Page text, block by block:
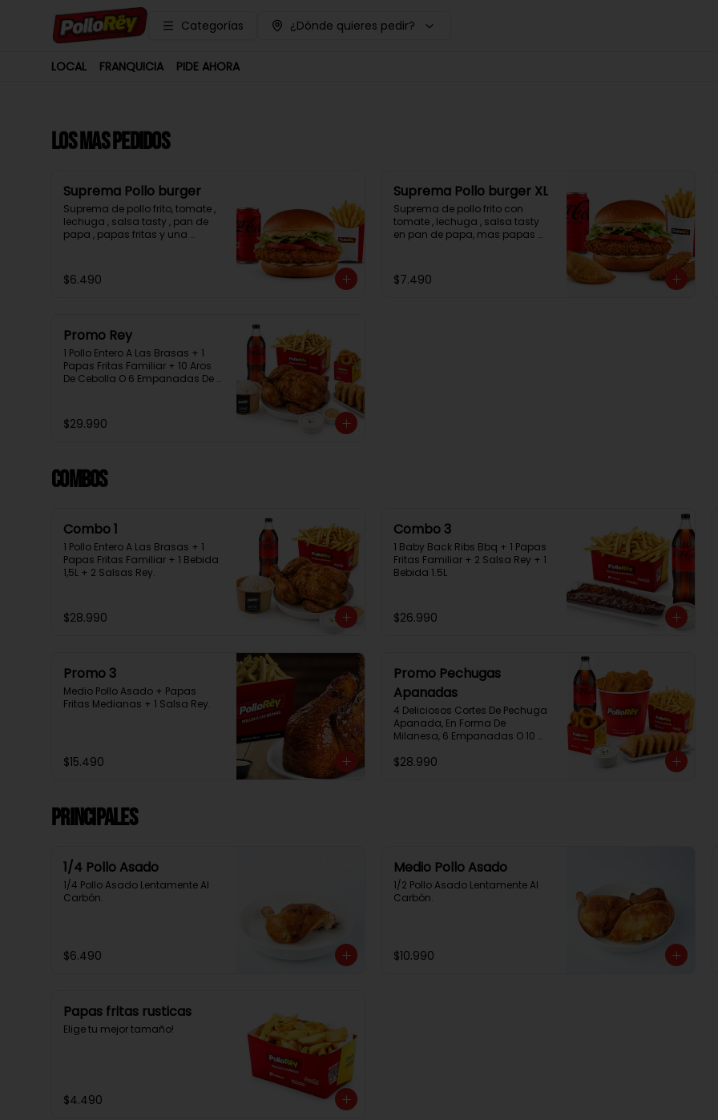
Categorías ¿Dónde quieres pedir?
LOCAL FRANQUICIA PIDE AHORA
LOS MAS PEDIDOS
Suprema Pollo burger
Suprema de pollo frito, tomate ,
lechuga , salsa tasty , pan de
papa , papas fritas y una
$6.490
Suprema Pollo burger XL
Suprema de pollo frito con
tomate , lechuga , salsa tasty
en pan de papa, mas papas
$7.490
Promo Rey
1 Pollo Entero A Las Brasas + 1
Papas Fritas Familiar + 10 Aros
De Cebolla O 6 Empanadas De
$29.990
Combos
Combo 1
1 Pollo Entero A Las Brasas + 1
Papas Fritas Familiar + 1 Bebida
1,5L + 2 Salsas Rey.
$28.990
Combo 3
1 Baby Back Ribs Bbq + 1 Papas
Fritas Familiar + 2 Salsa Rey + 1
Bebida 1.5L
$26.990
Promo 3
Medio Pollo Asado + Papas
Fritas Medianas + 1 Salsa Rey.
$15.490
Promo Pechugas
Apanadas
4 Deliciosos Cortes De Pechuga
Apanada, En Forma De
Milanesa, 6 Empanadas O 10
1 Bebida De 1.5 Litros, 2 Salsas
$28.990
Principales
1/4 Pollo Asado
1/4 Pollo Asado Lentamente Al
Carbón.
$6.490
Medio Pollo Asado
1/2 Pollo Asado Lentamente Al
Carbón.
$10.990
Papas fritas rusticas
Elige tu mejor tamaño!
$4.490